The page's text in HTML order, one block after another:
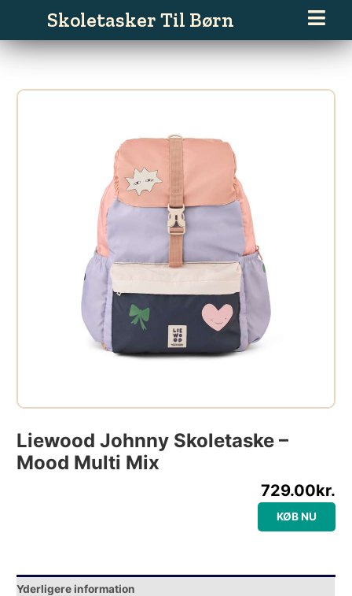
indholdet
Skoletasker Til Børn
Liewood Johnny Skoletaske –
Mood Multi Mix
729.00kr.
KØB NU
Yderligere information